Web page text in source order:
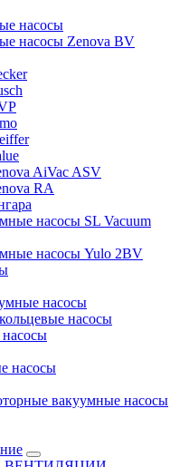
насосы
насосы Zenova BV
AiVac ASV
RA
насосы SL Vacuum
насосы Yulo 2BV
насосы
насосы
насосы
вакуумные насосы